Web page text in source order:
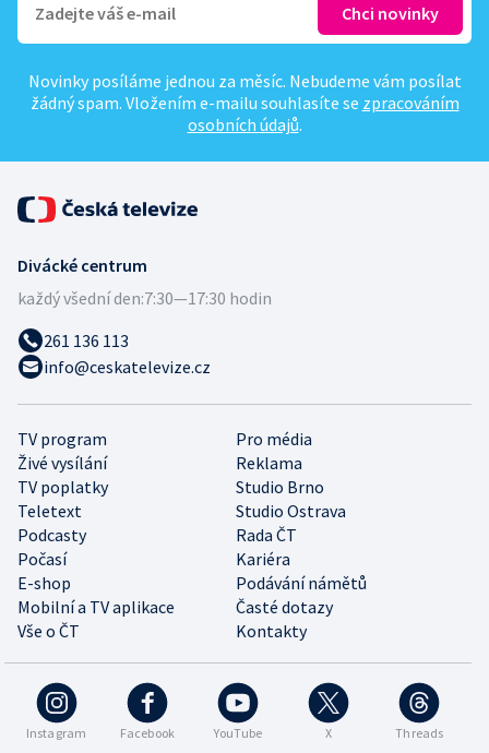
Novinky posíláme jednou za měsíc. Nebudeme vám posílat
žádný spam. Vložením e-mailu souhlasíte se zpracováním
osobních údajů.